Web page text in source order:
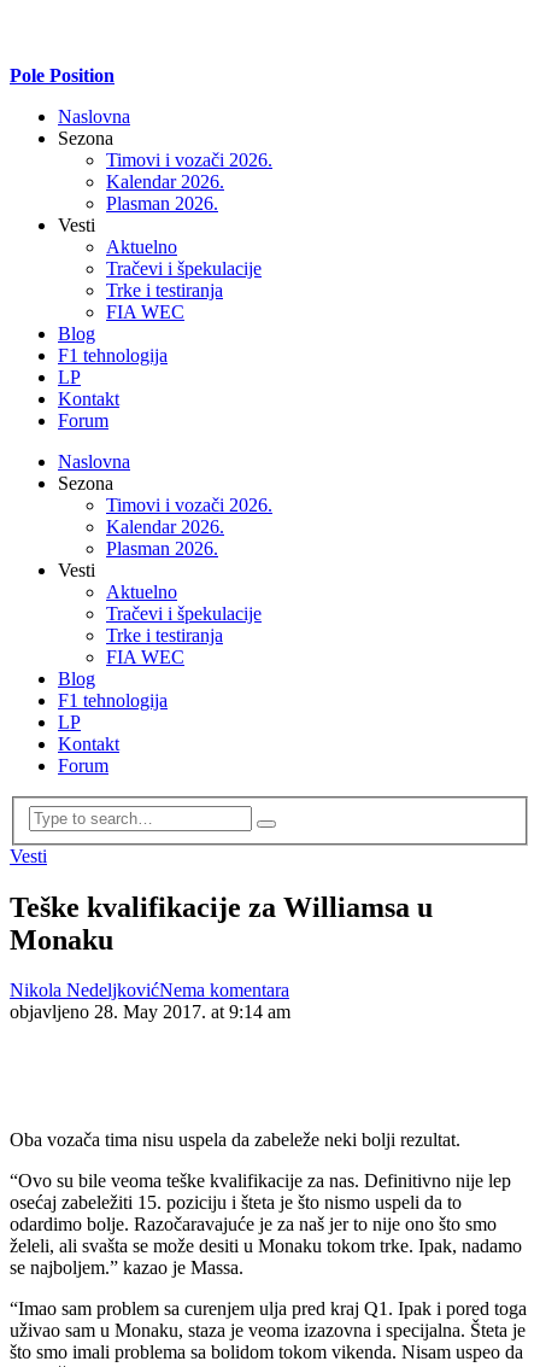
Pole Position
Naslovna
Sezona
Timovi i vozači 2026.
Kalendar 2026.
Plasman 2026.
Vesti
Aktuelno
Tračevi i špekulacije
Trke i testiranja
FIA WEC
Blog
F1 tehnologija
LP
Kontakt
Forum
Naslovna
Sezona
Timovi i vozači 2026.
Kalendar 2026.
Plasman 2026.
Vesti
Aktuelno
Tračevi i špekulacije
Trke i testiranja
FIA WEC
Blog
F1 tehnologija
LP
Kontakt
Forum
Vesti
Teške kvalifikacije za Williamsa u
Monaku
Nikola NedeljkovićNema komentara
objavljeno 28. May 2017. at 9:14 am
Oba vozača tima nisu uspela da zabeleže neki bolji rezultat.
“Ovo su bile veoma teške kvalifikacije za nas. Definitivno nije lep
osećaj zabeležiti 15. poziciju i šteta je što nismo uspeli da to
odardimo bolje. Razočaravajuće je za naš jer to nije ono što smo
želeli, ali svašta se može desiti u Monaku tokom trke. Ipak, nadamo
se najboljem.” kazao je Massa.
“Imao sam problem sa curenjem ulja pred kraj Q1. Ipak i pored toga
uživao sam u Monaku, staza je veoma izazovna i specijalna. Šteta je
što smo imali problema sa bolidom tokom vikenda. Nisam uspeo da